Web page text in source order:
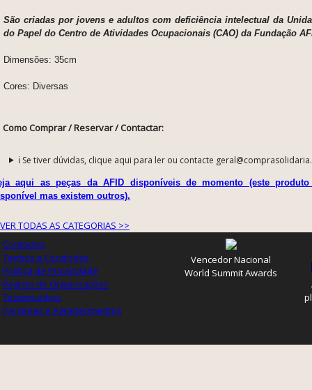
São criadas por jovens e adultos com deficiência intelectual da
do Papel do Centro de Atividades Ocupacionais (CAO) da Fundação
Dimensões: 35cm
Cores: Diversas
Como Comprar / Reservar / Contactar:
ℹ️ Se tiver dúvidas, clique aqui para ler ou contacte
aqui as peças da AFID disponíveis de momento (este
mas existem outros).
VER TODAS AS CATEGORIAS >>
Contactos
Termos e Condições
Política de Privacidade
Registo de Organizações
Testemunhos
Parcerias e Agradecimentos
Vencedor Nacional
World Summit Awards